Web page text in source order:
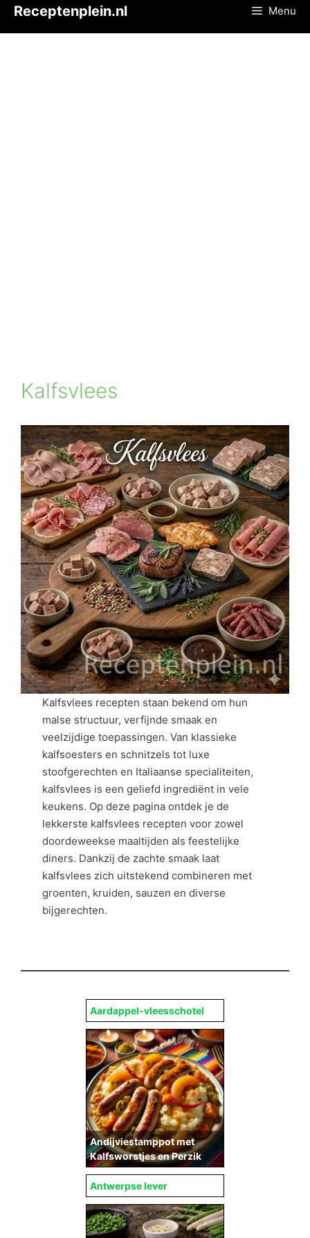
Receptenplein.nl Menu
Kalfsvlees
Kalfsvlees recepten staan bekend om hun
malse structuur, verfijnde smaak en
veelzijdige toepassingen. Van klassieke
kalfsoesters en schnitzels tot luxe
stoofgerechten en Italiaanse specialiteiten,
kalfsvlees is een geliefd ingrediënt in vele
keukens. Op deze pagina ontdek je de
lekkerste kalfsvlees recepten voor zowel
doordeweekse maaltijden als feestelijke
diners. Dankzij de zachte smaak laat
kalfsvlees zich uitstekend combineren met
groenten, kruiden, sauzen en diverse
bijgerechten.
Aardappel-vleesschotel
Andijviestamppot met
Kalfsworstjes en Perzik
Antwerpse lever